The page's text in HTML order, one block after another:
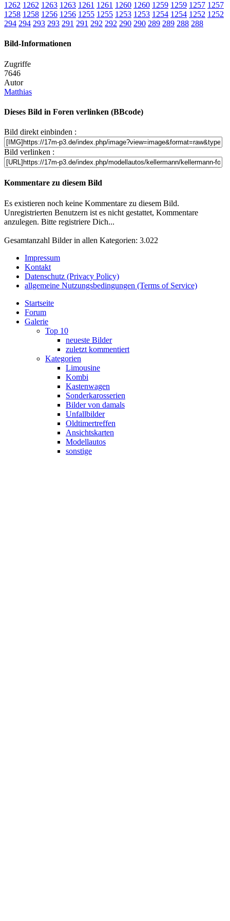
1262 1262 1263 1263 1261 1261 1260 1260 1259 1259 1257 1257
1258 1258 1256 1256 1255 1255 1253 1253 1254 1254 1252 1252
294 294 293 293 291 291 292 292 290 290 289 289 288 288
Bild-Informationen
Zugriffe
7646
Autor
Matthias
Dieses Bild in Foren verlinken (BBcode)
Bild direkt einbinden :
Bild verlinken :
Kommentare zu diesem Bild
Es existieren noch keine Kommentare zu diesem Bild.
Unregistrierten Benutzern ist es nicht gestattet, Kommentare
anzulegen. Bitte registriere Dich...
Gesamtanzahl Bilder in allen Kategorien: 3.022
Impressum
Kontakt
Datenschutz (Privacy Policy)
allgemeine Nutzungsbedingungen (Terms of Service)
Startseite
Forum
Galerie
Top 10
neueste Bilder
zuletzt kommentiert
Kategorien
Limousine
Kombi
Kastenwagen
Sonderkarosserien
Bilder von damals
Unfallbilder
Oldtimertreffen
Ansichtskarten
Modellautos
sonstige